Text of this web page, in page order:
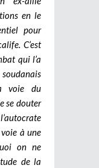
en le
pour
C’est
qui l’a
voie du
se douter
à une
on ne
de la